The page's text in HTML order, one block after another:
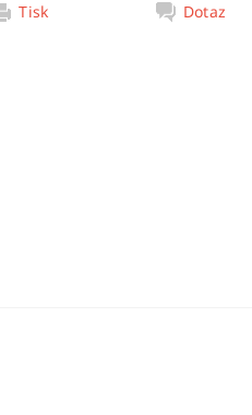
Tisk
Dotaz